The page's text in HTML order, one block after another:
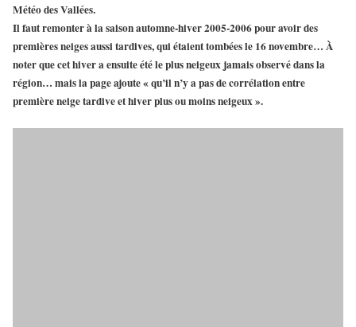
Météo des Vallées.
Il faut remonter à la saison automne-hiver 2005-2006 pour avoir des
premières neiges aussi tardives, qui étaient tombées le 16 novembre… À
noter que cet hiver a ensuite été le plus neigeux jamais observé dans la
région… mais la page ajoute « qu’il n’y a pas de corrélation entre
première neige tardive et hiver plus ou moins neigeux ».